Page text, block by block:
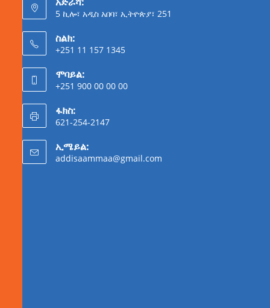
5 ኪሎ፣ አዲስ አበባ፣ ኢትዮጵያ፣ 251
ስልክ:
+251 11 157 1345
ሞባይል:
+251 900 00 00 00
ፋክስ:
621-254-2147
ኢሜይል:
addisaammaa@gmail.com